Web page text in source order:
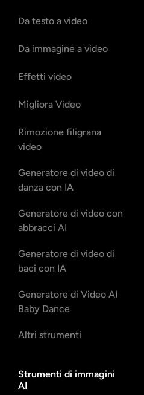
Da testo a video
Da immagine a video
Effetti video
Migliora Video
Rimozione filigrana
video
Generatore di video di
danza con IA
Generatore di video con
abbracci AI
Generatore di video di
baci con IA
Generatore di Video AI
Baby Dance
Altri strumenti
Strumenti di immagini
AI